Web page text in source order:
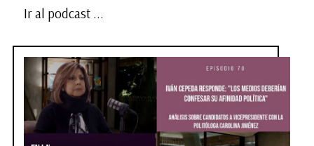
Ir al podcast ...